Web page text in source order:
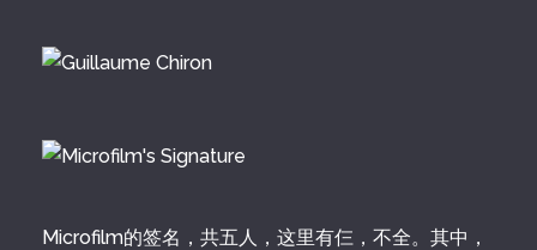
Microfilm的签名，共五人，这里有仨，不全。其中，